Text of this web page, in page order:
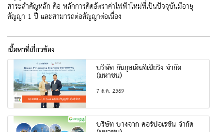
สาระสำคัญหลัก คือ หลักการคิดอัตราค่าไฟฟ้าใหม่ที่เป๊นปัจจุบันมีอายุ
สัญญา 1 ปี และสามารถต่อสัญญาต่อเนื่อง
เนื้อหาที่เกี่ยวข้อง
บริษัท กันกุลเอ็นจิเนียริ่ง จำกัด
(มหาชน)
7 ส.ค. 2569
บริษัท บางจาก คอร์ปอเรชั่น จำกัด